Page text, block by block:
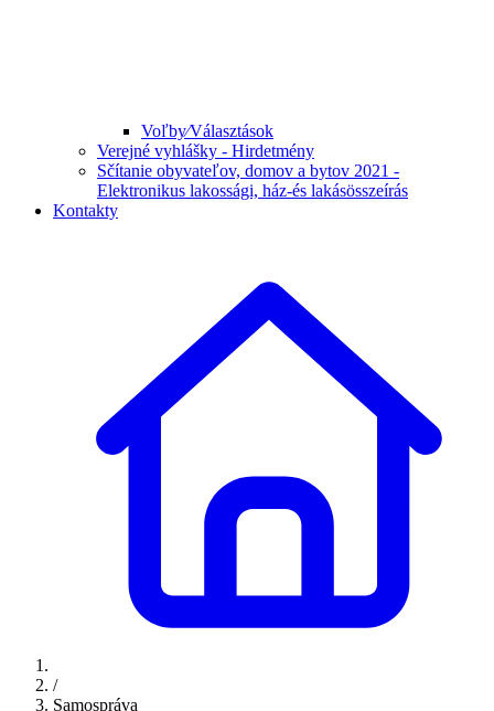
Voľby⁄Választások
Verejné vyhlášky - Hirdetmény
Sčítanie obyvateľov, domov a bytov 2021 -
Elektronikus lakossági, ház-és lakásösszeírás
Kontakty
/
Samospráva